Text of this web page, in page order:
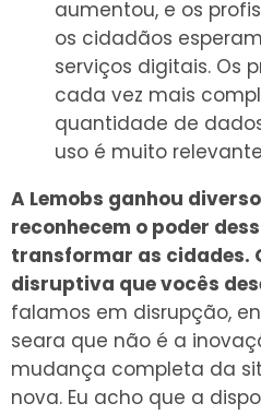
aumentou, e os
os cidadãos
serviços digitais. Os
cada vez mais
quantidade de
uso é muito
A Lemobs ganhou
reconhecem o poder
transformar as cidades.
disruptiva que vocês
falamos em disrupção,
seara que não é a
mudança completa da
nova. Eu acho que a